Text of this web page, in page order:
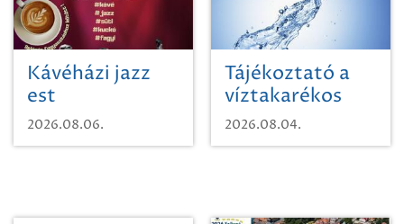
Kávéházi jazz
est
2026.08.06.
Tájékoztató a
víztakarékos
vízhasználatról
2026.08.04.